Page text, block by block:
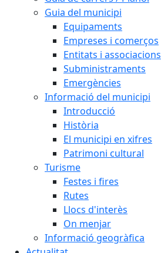
Guia del municipi
Equipaments
Empreses i comerços
Entitats i associacions
Subministraments
Emergències
Informació del municipi
Introducció
Història
El municipi en xifres
Patrimoni cultural
Turisme
Festes i fires
Rutes
Llocs d'interès
On menjar
Informació geogràfica